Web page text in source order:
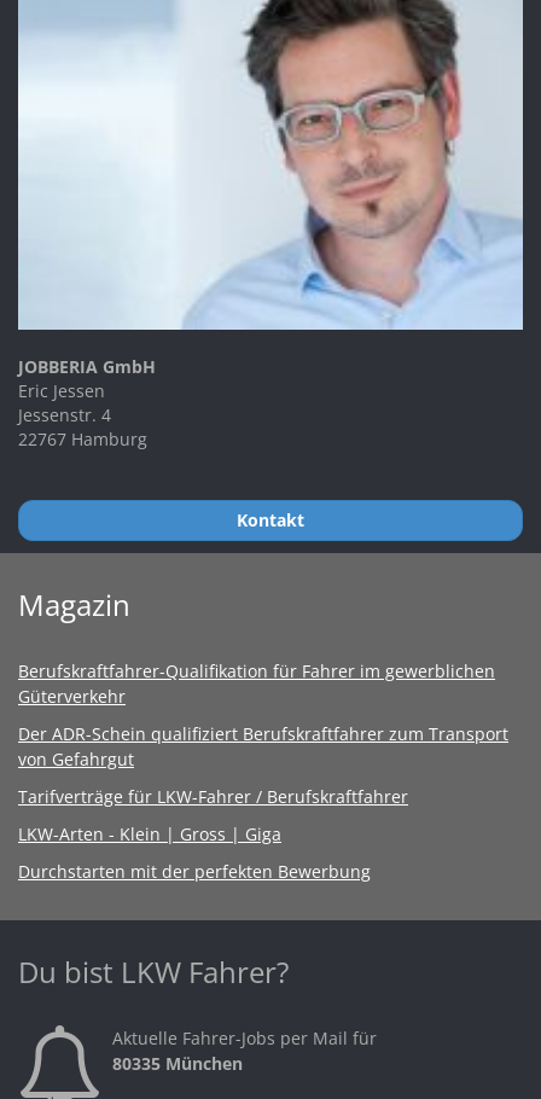
JOBBERIA GmbH
Eric Jessen
Jessenstr. 4
22767 Hamburg
Kontakt
Magazin
Berufskraftfahrer-Qualifikation für Fahrer im gewerblichen
Güterverkehr
Der ADR-Schein qualifiziert Berufskraftfahrer zum Transport
von Gefahrgut
Tarifverträge für LKW-Fahrer / Berufskraftfahrer
LKW-Arten - Klein | Gross | Giga
Durchstarten mit der perfekten Bewerbung
Du bist LKW Fahrer?
Aktuelle Fahrer-Jobs per Mail für
80335 München